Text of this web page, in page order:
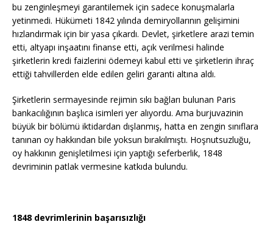
bu zenginleşmeyi garantilemek için sadece konuşmalarla
yetinmedi. Hükümeti 1842 yılında demiryollarının gelişimini
hızlandırmak için bir yasa çıkardı. Devlet, şirketlere arazi temin
etti, altyapı inşaatını finanse etti, açık verilmesi halinde
şirketlerin kredi faizlerini ödemeyi kabul etti ve şirketlerin ihraç
ettiği tahvillerden elde edilen geliri garanti altına aldı.
Şirketlerin sermayesinde rejimin sıkı bağları bulunan Paris
bankacılığının başlıca isimleri yer alıyordu. Ama burjuvazinin
büyük bir bölümü iktidardan dışlanmış, hatta en zengin sınıflara
tanınan oy hakkından bile yoksun bırakılmıştı. Hoşnutsuzluğu,
oy hakkının genişletilmesi için yaptığı seferberlik, 1848
devriminin patlak vermesine katkıda bulundu.
1848 devrimlerinin başarısızlığı